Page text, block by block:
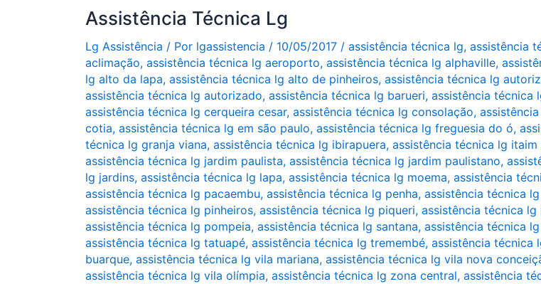
o
k
Assistência Técnica Lg
Lg Assistência / Por lgassistencia / 10/05/2017 / assistência técnica lg, assistência
aclimação, assistência técnica lg aeroporto, assistência técnica lg alphaville,
lg alto da lapa, assistência técnica lg alto de pinheiros, assistência técnica lg
assistência técnica lg autorizado, assistência técnica lg barueri, assistência técnica
assistência técnica lg cerqueira cesar, assistência técnica lg consolação,
cotia, assistência técnica lg em são paulo, assistência técnica lg freguesia do ó,
técnica lg granja viana, assistência técnica lg ibirapuera, assistência técnica lg itaim
assistência técnica lg jardim paulista, assistência técnica lg jardim paulistano,
lg jardins, assistência técnica lg lapa, assistência técnica lg moema, assistência
assistência técnica lg pacaembu, assistência técnica lg penha, assistência técnica
assistência técnica lg pinheiros, assistência técnica lg piqueri, assistência técnica lg
assistência técnica lg pompeia, assistência técnica lg santana, assistência técnica
assistência técnica lg tatuapé, assistência técnica lg tremembé, assistência técnica
buarque, assistência técnica lg vila mariana, assistência técnica lg vila nova
assistência técnica lg vila olímpia, assistência técnica lg zona central, assistência